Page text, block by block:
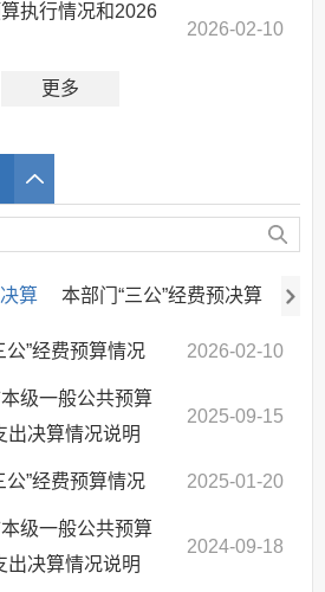
执行情况和2026
2026-02-10
更多
算 本部门“三公”经费预决算
”经费预算情况 2026-02-10
级一般公共预算
出决算情况说明
2025-09-15
”经费预算情况 2025-01-20
级一般公共预算
出决算情况说明
2024-09-18